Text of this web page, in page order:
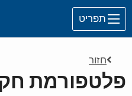
Skip to main content
חזור
פלטפורמת